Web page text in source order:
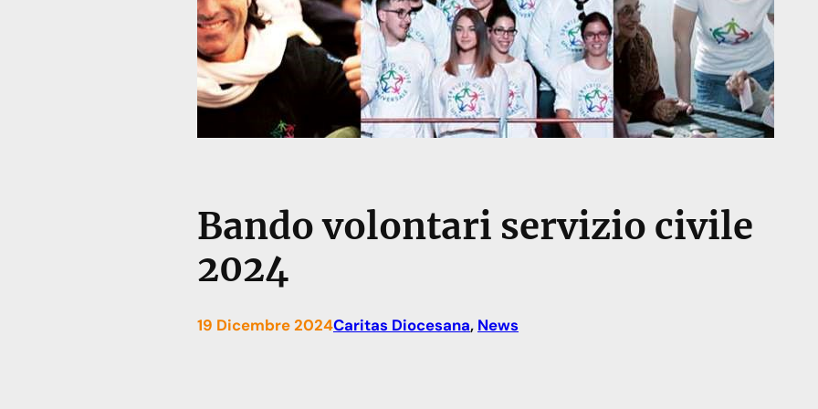
Bando volontari servizio civile
2024
19 Dicembre 2024Caritas Diocesana, News